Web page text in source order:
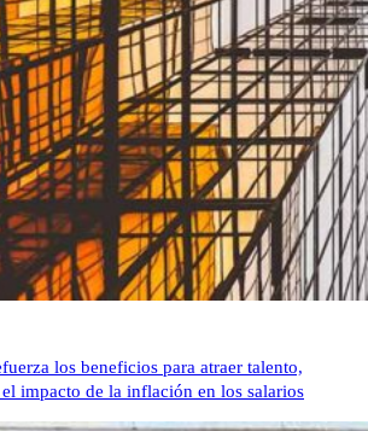
los beneficios para atraer talento,
impacto de la inflación en los salarios